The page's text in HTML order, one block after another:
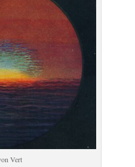
Vert